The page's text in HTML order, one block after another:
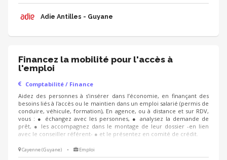
Adie Antilles - Guyane
Financez la mobilité pour l'accès à
l'emploi
Comptabilité / Finance
Aidez des personnes à s’insérer dans l’économie, en finançant des
besoins liés à l'accès ou le maintien dans un emploi salarié (permis de
conduire, véhicule, formation), En agence, ou à distance et sur RDV,
vous : ● échangez avec les personnes, ● analysez la demande de
prêt, ● les accompagnez dans le montage de leur dossier -en lien
avec le conseiller référent- ● et le présentez en comité de crédit.
Cayenne (Guyane) • Emploi